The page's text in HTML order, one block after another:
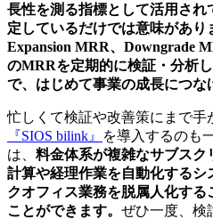
長性を測る指標として活用され
定しているだけでは意味があり
Expansion MRR、Downgrade
のMRRを定期的に検証・分析
で、はじめて事業の成長につな
忙しくて検証や改善策にまで手
『SIOS bilink』
を導入するのも
は、 料金体系が複雑なサブス
計算や経理作業を自動化するシ
クオフィス業務を脱属人化す
ことができます。 ぜひ一度、検